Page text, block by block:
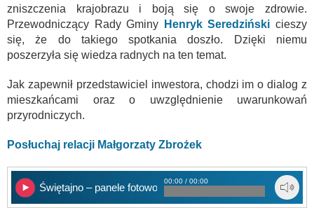
zniszczenia krajobrazu i boją się o swoje zdrowie.
Przewodniczący Rady Gminy
Henryk Seredziński cieszy
się, że do takiego spotkania doszło. Dzięki niemu
poszerzyła się wiedza radnych na ten temat.
Jak zapewnił przedstawiciel inwestora, chodzi im o dialog z
mieszkańcami oraz o uwzględnienie uwarunkowań
przyrodniczych.
Posłuchaj relacji Małgorzaty Zbrożek
Świętajno – panele fotowoltaiczne
00:00 / 00:00